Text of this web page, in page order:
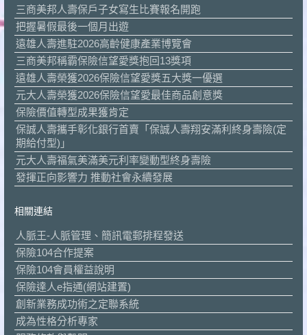
三商美邦人壽保戶子女寫生比賽報名開跑
把握暑假最後一個月出遊
遠雄人壽進駐2026高齡健康產業博覽會
三商美邦稱霸保險信望愛獎抱回13獎項
遠雄人壽榮獲2026保險信望愛獎五大獎一優選
元大人壽榮獲2026保險信望愛最佳商品創意獎
保險價值轉型成果獲肯定
保誠人壽攜手彰化銀行首賣「保誠人壽翔安滿利終身壽險(定
期給付型)」
元大人壽福氣美滿美元利率變動型終身壽險
發揮正向影響力 推動社會永續發展
相關連結
人脈王-人脈管理、簡訊電郵排程發送
保險104合作提案
保險104會員權益說明
保險達人e指通(網站建置)
創新業務成功術之定聯系統
成為性格分析專家